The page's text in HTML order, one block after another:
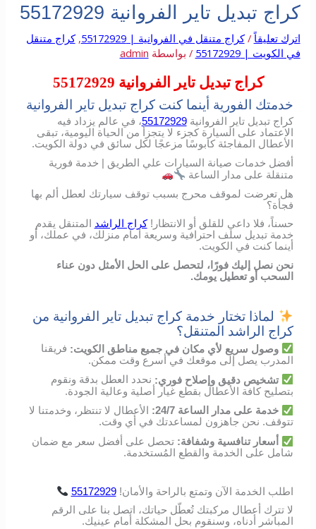
كراج تبديل تاير الفروانية 55172929
اترك تعليقاً /كراج متنقل في الفروانية | 55172929 ,كراج متنقل
في الكويت | 55172929
/ بواسطة admin
كراج تبديل تاير الفروانية 55172929
خدمتك الفورية أينما كنت كراج تبديل تاير الفروانية
كراج تبديل تاير الفروانية55172929، في عالم يزداد فيه
الاعتماد على السيارة كجزء لا يتجزأ من الحياة اليومية، تبقى
الأعطال المفاجئة كابوسًا مزعجًا لكل سائق في دولة الكويت.
أفضل خدمات صيانة السيارات علي الطريق | خدمة فورية
متنقلة على مدار الساعة
هل تعرضت لموقف محرج بسبب توقف سيارتك لعطل ألم بها
فجأة؟
حسناً، فلا داعي للقلق أو الانتظار!كراج الراشد المتنقل يقدم
خدمة تبديل سلف احترافية وسريعة أمام منزلك، في عملك، أو
أينما كنت في الكويت.
نحن نصل إليك فورًا، لتحصل على الحل الأمثل دون عناء
السحب أو تعطيل يومك.
لماذا تختار خدمة كراج تبديل تاير الفروانية من
كراج الراشد المتنقل؟
وصول سريع لأي مكان في جميع مناطق الكويت: فريقنا
المدرب يصل إلى موقعك في أسرع وقت ممكن.
تشخيص دقيق وإصلاح فوري: نحدد العطل بدقة ونقوم
بتصليح كافة الأعطال بقطع غيار أصلية وعالية الجودة.
خدمة على مدار الساعة 24/7: الأعطال لا تنتظر، وخدمتنا لا
تتوقف. نحن جاهزون لمساعدتك في أي وقت.
أسعار تنافسية وشفافة: تحصل على أفضل سعر مع ضمان
شامل على الخدمة والقطع المُستخدمة.
اطلب الخدمة الآن وتمتع بالراحة والأمان!
55172929
لا تترك أعطال مركبتك تُعطّل حياتك، اتصل بنا على الرقم
المباشر أدناه، وسنقوم بحل المشكلة أمام عينيك.